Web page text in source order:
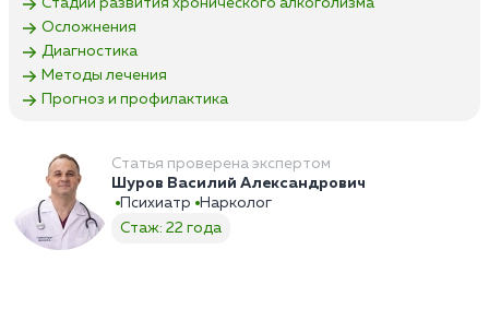
Стадии развития хронического алкоголизма
Осложнения
Диагностика
Методы лечения
Прогноз и профилактика
Статья проверена экспертом
Шуров Василий Александрович
Психиатр
Нарколог
Стаж: 22 года